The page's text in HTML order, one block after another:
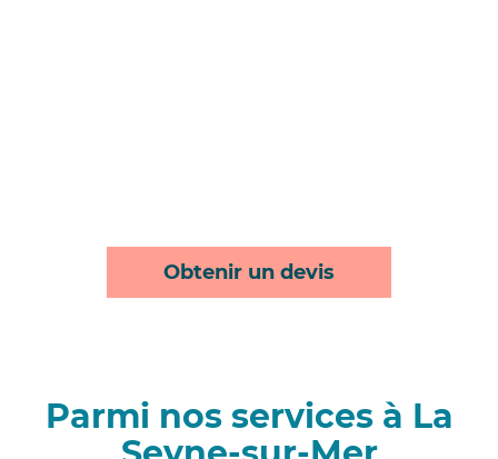
Obtenir un devis
Parmi nos services à La